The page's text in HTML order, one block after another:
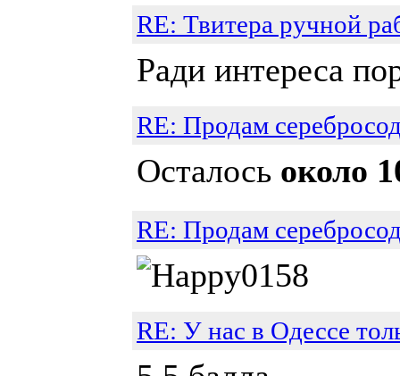
RE: Твитера ручной
Ради интереса
RE: Продам
Осталось около
RE: Продам
RE: У нас в Одессе